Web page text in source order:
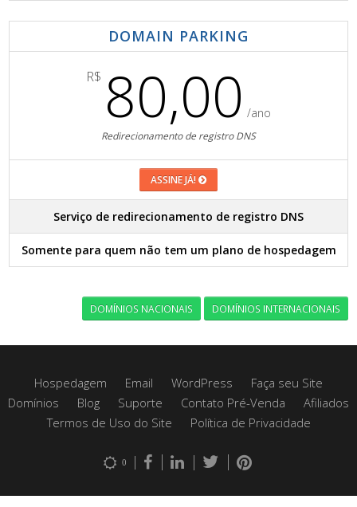
DOMAIN PARKING
R$ 80,00 /ano
Redirecionamento de registro DNS
ASSINE JÁ!
Serviço de redirecionamento de registro DNS
Somente para quem não tem um plano de hospedagem
DOMÍNIOS NACIONAIS DOMÍNIOS INTERNACIONAIS
Hospedagem Email WordPress
Faça seu Site
Domínios
Blog Suporte Contato Pré-Venda
Afiliados
Termos de Uso do Site
Política de Privacidade
0